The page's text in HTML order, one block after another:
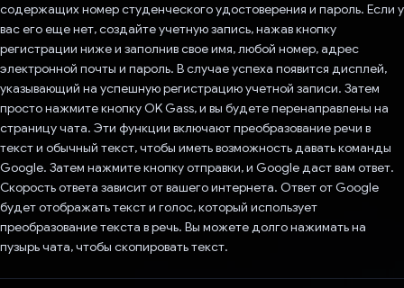
содержащих номер студенческого удостоверения и пароль. Если у
вас его еще нет, создайте учетную запись, нажав кнопку
регистрации ниже и заполнив свое имя, любой номер, адрес
электронной почты и пароль. В случае успеха появится дисплей,
указывающий на успешную регистрацию учетной записи. Затем
просто нажмите кнопку OK Gass, и вы будете перенаправлены на
страницу чата. Эти функции включают преобразование речи в
текст и обычный текст, чтобы иметь возможность давать команды
Google. Затем нажмите кнопку отправки, и Google даст вам ответ.
Скорость ответа зависит от вашего интернета. Ответ от Google
будет отображать текст и голос, который использует
преобразование текста в речь. Вы можете долго нажимать на
пузырь чата, чтобы скопировать текст.